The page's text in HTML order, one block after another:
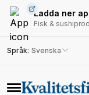
Ladda ner
Fisk &
Språk: Svenska